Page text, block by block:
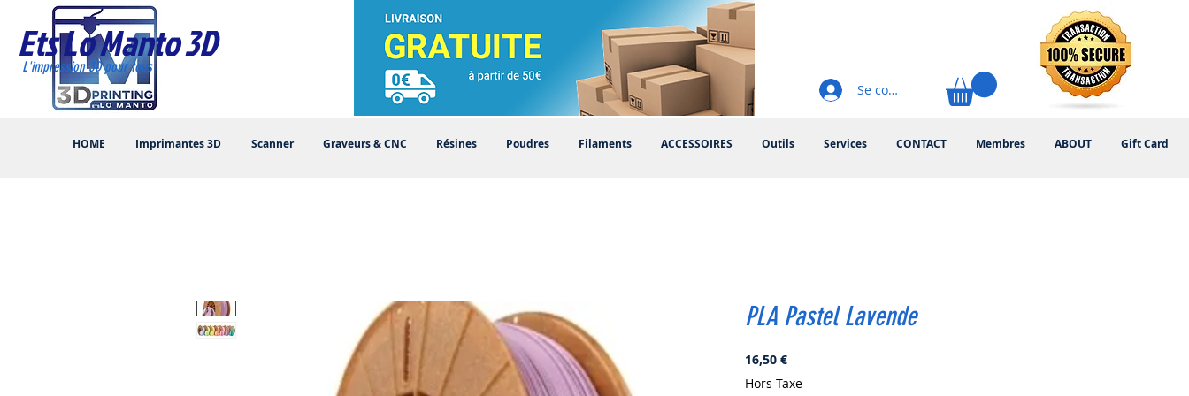
Ets Lo Manto 3D
HOME Imprimantes 3D Scanner Graveurs & CNC Résines Poudres Filaments ACCESSOIRES Outils Services CONTACT Membres ABOUT Gift Card
L'impression 3D pour tous
Se connecter
PLA Pastel Lavende
16,50 €Prix
Hors Taxe